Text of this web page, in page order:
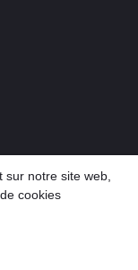
sur notre site web,
cookies